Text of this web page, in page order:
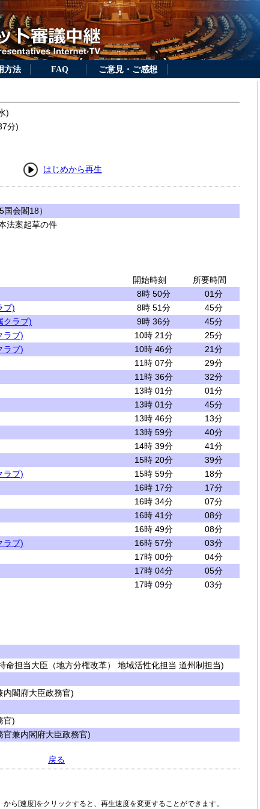
方法 FAQ ご意見・ご感想
)
分)
はじめから再生
会閣18）
法案起草の件
開始時刻
所要時間
8時 50分
01分
ブ)
8時 51分
45分
クラブ)
9時 36分
45分
ラブ)
10時 21分
25分
ラブ)
10時 46分
21分
11時 07分
29分
11時 36分
32分
13時 01分
01分
13時 01分
45分
13時 46分
13分
13時 59分
40分
14時 39分
41分
15時 20分
39分
ラブ)
15時 59分
18分
16時 17分
17分
16時 34分
07分
16時 41分
08分
16時 49分
08分
ラブ)
16時 57分
03分
17時 00分
04分
17時 04分
05分
17時 09分 03分
担当大臣（地方分権改革） 地域活性化担当 道州制担当)
閣府大臣政務官)
官)
兼内閣府大臣政務官)
戻る
から[速度]をクリックすると、再生速度を変更することができます。